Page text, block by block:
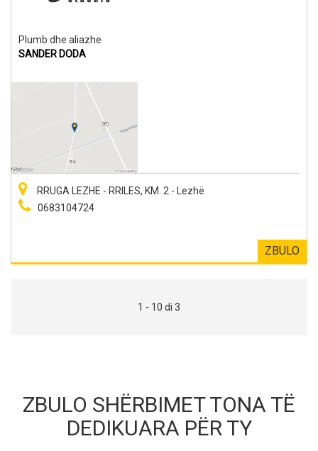
Plumb dhe aliazhe
SANDER DODA
RRUGA LEZHE - RRILES, KM. 2 - Lezhë
0683104724
ZBULO
1 - 10 di 3
ZBULO SHËRBIMET TONA TË
DEDIKUARA PËR TY